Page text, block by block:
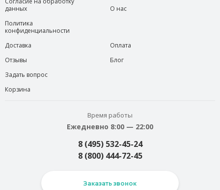
данных
Политика
конфиденциальности
О нас
Доставка
Отзывы
Задать вопрос
Корзина
Оплата
Блог
Время работы
Ежедневно 8:00 — 22:00
8 (495) 532-45-24
8 (800) 444-72-45
Заказать звонок